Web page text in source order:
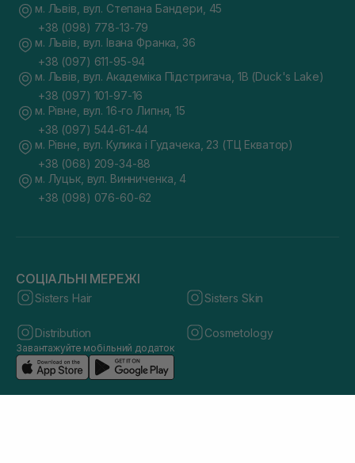
м. Львів, вул. Степана Бандери, 45
+38 (098) 778-13-79
м. Львів, вул. Івана Франка, 36
+38 (097) 611-95-94
м. Львів, вул. Академіка Підстригача, 1В (Duck's Lake)
+38 (097) 101-97-16
м. Рівне, вул. 16-го Липня, 15
+38 (097) 544-61-44
м. Рівне, вул. Кулика і Гудачека, 23 (ТЦ Екватор)
+38 (068) 209-34-88
м. Луцьк, вул. Винниченка, 4
+38 (098) 076-60-62
СОЦІАЛЬНІ МЕРЕЖІ
Sisters Hair Sisters Skin
Distribution Cosmetology
Завантажуйте мобільний додаток